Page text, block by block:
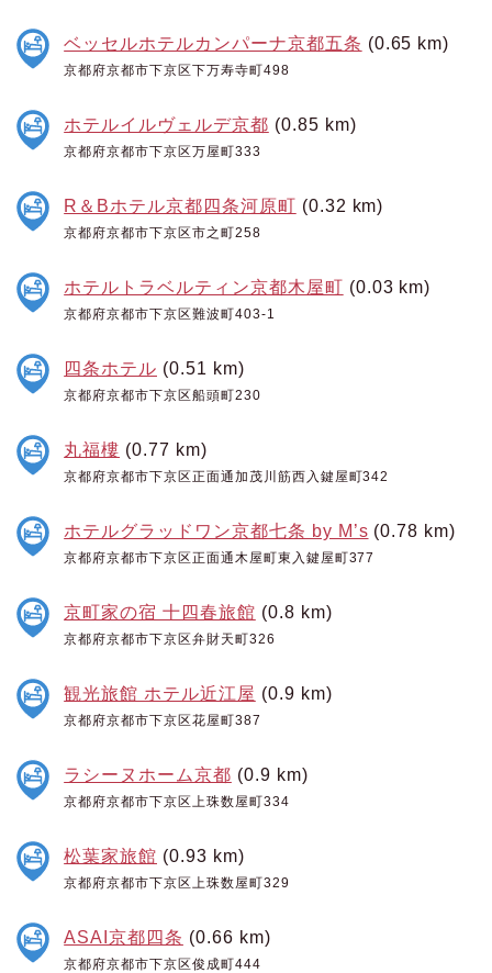
ベッセルホテルカンパーナ京都五条 (0.65 km)
京都府京都市下京区下万寿寺町498
ホテルイルヴェルデ京都 (0.85 km)
京都府京都市下京区万屋町333
R＆Bホテル京都四条河原町 (0.32 km)
京都府京都市下京区市之町258
ホテルトラベルティン京都木屋町 (0.03 km)
京都府京都市下京区難波町403-1
四条ホテル (0.51 km)
京都府京都市下京区船頭町230
丸福樓 (0.77 km)
京都府京都市下京区正面通加茂川筋西入鍵屋町342
ホテルグラッドワン京都七条 by M’s (0.78 km)
京都府京都市下京区正面通木屋町東入鍵屋町377
京町家の宿 十四春旅館 (0.8 km)
京都府京都市下京区弁財天町326
観光旅館 ホテル近江屋 (0.9 km)
京都府京都市下京区花屋町387
ラシーヌホーム京都 (0.9 km)
京都府京都市下京区上珠数屋町334
松葉家旅館 (0.93 km)
京都府京都市下京区上珠数屋町329
ASAI京都四条 (0.66 km)
京都府京都市下京区俊成町444